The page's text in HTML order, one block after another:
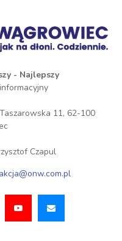
- Najlepszy
11, 62-100
Czapul